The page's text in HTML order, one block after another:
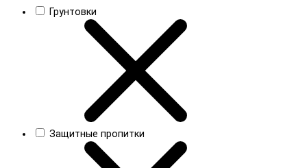
Грунтовки
Защитные пропитки